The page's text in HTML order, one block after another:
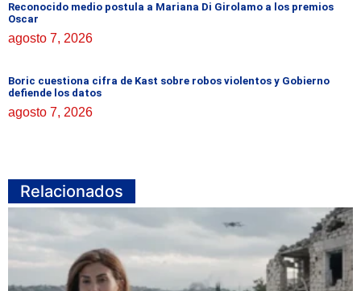
Reconocido medio postula a Mariana Di Girolamo a los premios
Oscar
agosto 7, 2026
Boric cuestiona cifra de Kast sobre robos violentos y Gobierno
defiende los datos
agosto 7, 2026
Relacionados